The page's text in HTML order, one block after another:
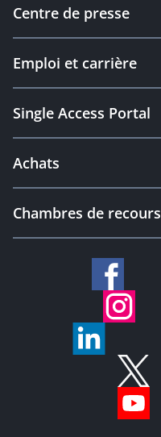
Centre de presse
Emploi et carrière
Single Access Portal
Achats
Chambres de recours